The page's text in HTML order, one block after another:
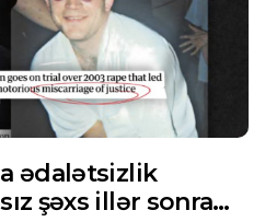
ədalətsizlik
şəxs illər sonra